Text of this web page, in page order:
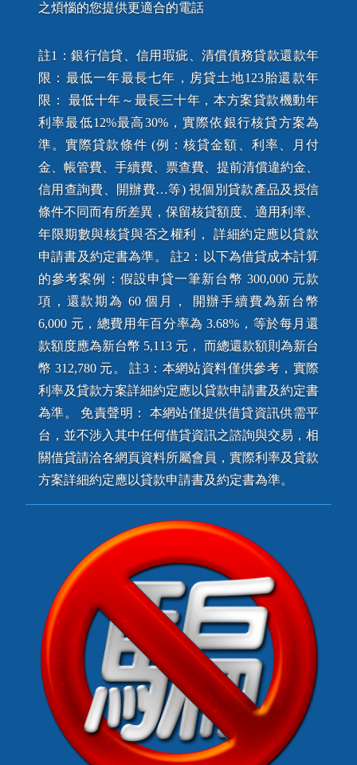
之煩惱的您提供更適合的電話
註1：銀行信貸、信用瑕疵、清償債務貸款還款年
限：最低一年最長七年，房貸土地123胎還款年
限： 最低十年～最長三十年，本方案貸款機動年
利率最低12%最高30%，實際依銀行核貸方案為
準。實際貸款條件 (例：核貸金額、利率、月付
金、帳管費、手續費、票查費、提前清償違約金、
信用查詢費、開辦費…等) 視個別貸款產品及授信
條件不同而有所差異，保留核貸額度、適用利率、
年限期數與核貸與否之權利， 詳細約定應以貸款
申請書及約定書為準。 註2：以下為借貸成本計算
的參考案例：假設申貸一筆新台幣 300,000 元款
項，還款期為 60 個月， 開辦手續費為新台幣
6,000 元，總費用年百分率為 3.68%，等於每月還
款額度應為新台幣 5,113 元， 而總還款額則為新台
幣 312,780 元。 註3：本網站資料僅供參考，實際
利率及貸款方案詳細約定應以貸款申請書及約定書
為準。 免責聲明： 本網站僅提供借貸資訊供需平
台，並不涉入其中任何借貸資訊之諮詢與交易，相
關借貸請洽各網頁資料所屬會員，實際利率及貸款
方案詳細約定應以貸款申請書及約定書為準。